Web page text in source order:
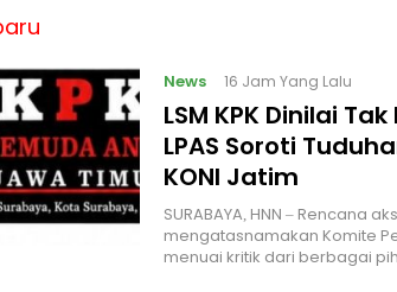
News 16 Jam Yang Lalu
LSM KPK Dinilai
LPAS Soroti
KONI Jatim
SURABAYA, HNN – Rencana
mengatasnamakan Komite
menuai kritik dari berbagai